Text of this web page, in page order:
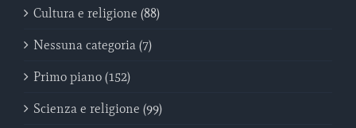
Cultura e religione (88)
Nessuna categoria (7)
Primo piano (152)
Scienza e religione (99)